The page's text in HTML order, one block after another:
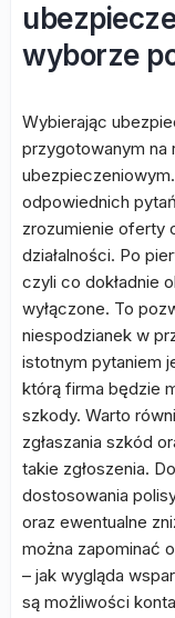
wyborze
Wybierając
przygotowanym na
odpowiednich
zrozumienie oferty
działalności. Po
czyli co dokładnie
wyłączone. To
niespodzianek w
istotnym pytaniem
którą firma będzie
szkody. Warto
zgłaszania szkód
takie zgłoszenia.
dostosowania
oraz ewentualne
można zapominać
– jak wygląda
są możliwości